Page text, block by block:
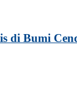
di Bumi